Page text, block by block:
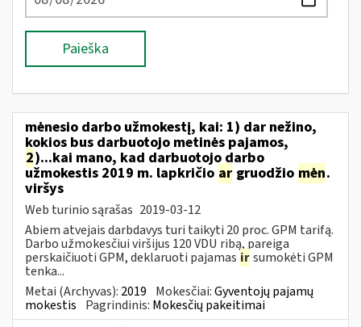
Paieška
mėnesio darbo užmokestį, kai: 1) dar nežino,
kokios bus darbuotojo metinės pajamos,
2)...kai mano, kad darbuotojo darbo
užmokestis 2019 m. lapkričio ar gruodžio mėn.
viršys
Web turinio sąrašas 2019-03-12
Abiem atvejais darbdavys turi taikyti 20 proc. GPM tarifą.
Darbo užmokesčiui viršijus 120 VDU ribą, pareiga
perskaičiuoti GPM, deklaruoti pajamas irsumokėti GPM
tenka...
Metai (Archyvas): 2019 Mokesčiai:Gyventojų pajamų
mokestis Pagrindinis: Mokesčių pakeitimai